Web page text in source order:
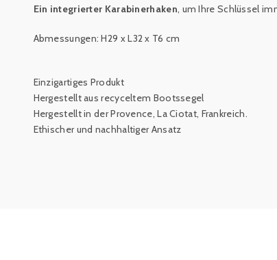
Ein integrierter Karabinerhaken , um Ihre Schlüssel
Abmessungen: H29 x L32 x T6 cm
Einzigartiges Produkt
Hergestellt aus recyceltem Bootssegel
Hergestellt in der Provence, La Ciotat, Frankreich.
Ethischer und nachhaltiger Ansatz